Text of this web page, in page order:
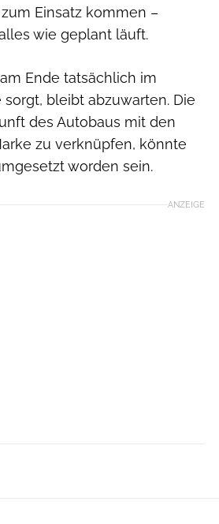
Einsatz kommen –
wie geplant läuft.
Ende tatsächlich im
bleibt abzuwarten. Die
des Autobaus mit den
zu verknüpfen, könnte
worden sein.
ANZEIGE